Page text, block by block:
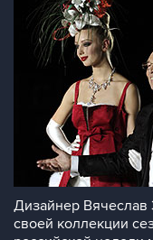
Дизайнер Вячеслав
своей коллекции